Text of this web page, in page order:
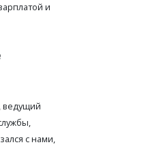
и
ведущий
с нами,